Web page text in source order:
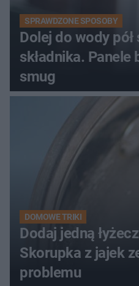
SPRAWDZONE SPOSOBY
Dolej do wody
składnika. Panele
smug
DOMOWE TRIKI
Dodaj jedną
Skorupka z jajek
problemu